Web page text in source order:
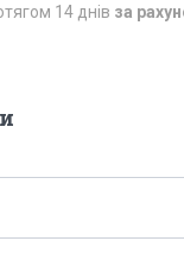
14 днів за